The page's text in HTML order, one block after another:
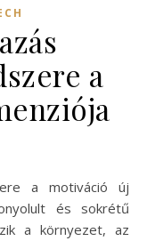
a
és sokrétű
a környezet, az